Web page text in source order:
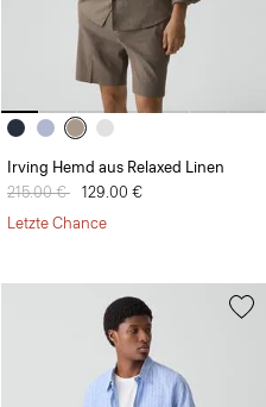
Irving Hemd aus Relaxed Linen
Preis reduziert von
215.00 € auf
129.00 €
Letzte Chance